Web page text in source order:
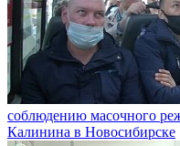
соблюдению масочного
Калинина в Новосибирске